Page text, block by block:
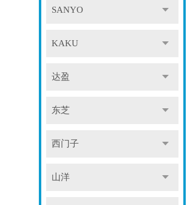
SANYO
KAKU
达盈
东芝
西门子
山洋